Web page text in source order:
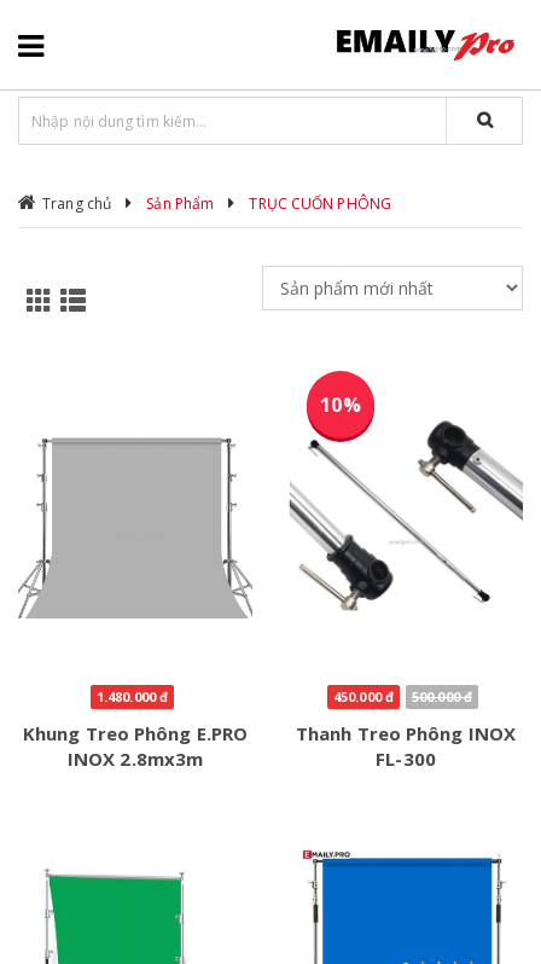
Trang chủ Sản Phẩm TRỤC CUỐN PHÔNG
1.480.000 đ
Khung Treo Phông E.PRO
INOX 2.8mx3m
10%
450.000 đ 500.000 đ
Thanh Treo Phông INOX
FL-300